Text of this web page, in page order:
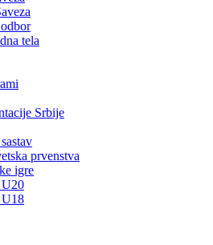
tela
Srbije
prvenstva
igre
U20
U18